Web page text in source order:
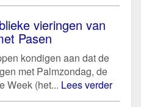
vieringen van
Pasen
kondigen aan dat de
met Palmzondag, de
Week (het... Lees verder